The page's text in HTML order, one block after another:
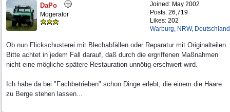
Joined: May 2002
Posts: 26,719
Likes: 202
Warburg, NRW, Deutschland
DaPo
Mogerator
Ob nun Flickschusterei mit Blechabfällen oder Reparatur mit Originalteilen.
Bitte achtet in jedem Fall darauf, daß durch die ergriffenen Maßnahmen
nicht eine mögliche spätere Restauration unnötig erschwert wird.
Ich habe da bei "Fachbetrieben" schon Dinge erlebt, die einem die Haare
zu Berge stehen lassen...